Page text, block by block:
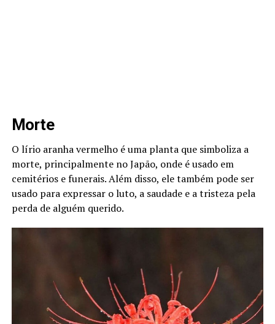
Morte
O lírio aranha vermelho é uma planta que simboliza a
morte, principalmente no Japão, onde é usado em
cemitérios e funerais. Além disso, ele também pode ser
usado para expressar o luto, a saudade e a tristeza pela
perda de alguém querido.